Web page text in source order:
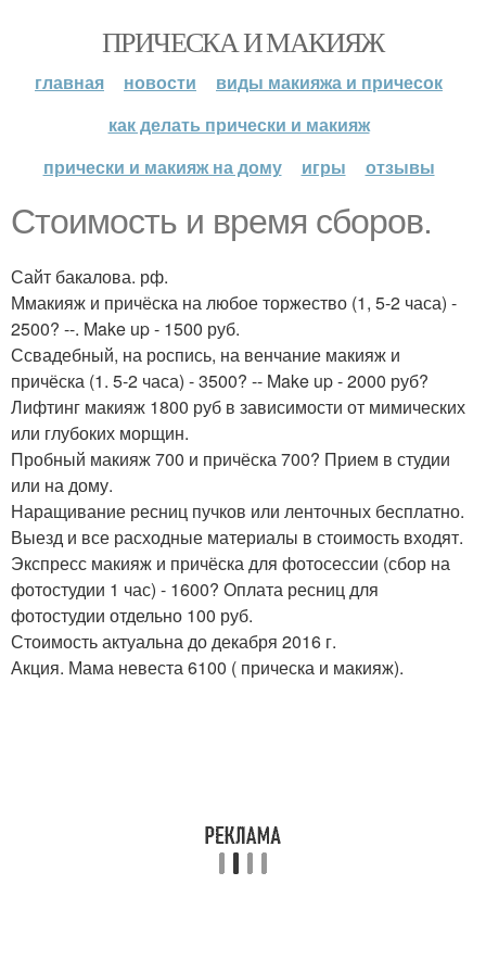
ПРИЧЕСКА И МАКИЯЖ
главная новости
виды макияжа и причесок
как делать прически и макияж
прически и макияж на дому
игры отзывы
Стоимость и время сборов.
Сайт бакалова. рф.
Ммакияж и причёска на любое торжество (1, 5-2 часа) -
2500? --. Make up - 1500 руб.
Ссвадебный, на роспись, на венчание макияж и
причёска (1. 5-2 часа) - 3500? -- Make up - 2000 руб?
Лифтинг макияж 1800 руб в зависимости от мимических
или глубоких морщин.
Пробный макияж 700 и причёска 700? Прием в студии
или на дому.
Наращивание ресниц пучков или ленточных бесплатно.
Выезд и все расходные материалы в стоимость входят.
Экспресс макияж и причёска для фотосессии (сбор на
фотостудии 1 час) - 1600? Оплата ресниц для
фотостудии отдельно 100 руб.
Стоимость актуальна до декабря 2016 г.
Акция. Мама невеста 6100 ( прическа и макияж).